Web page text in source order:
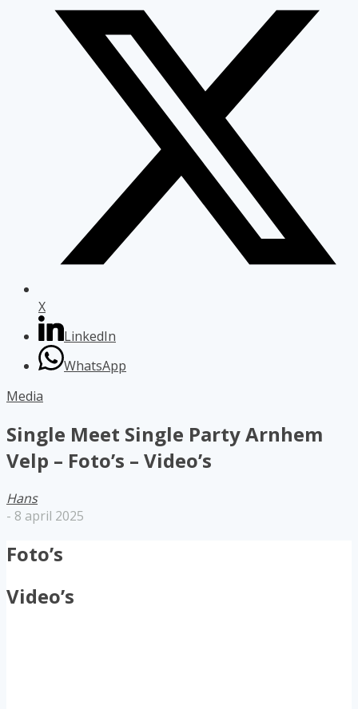
X
LinkedIn
WhatsApp
Media
Single Meet Single Party Arnhem
Velp – Foto’s – Video’s
Hans
- 8 april 2025
Foto’s
Video’s